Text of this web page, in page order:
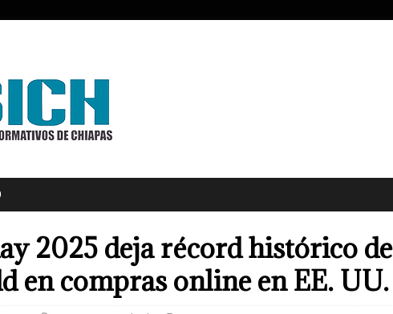
2025 deja récord histórico de
en compras online en EE. UU.